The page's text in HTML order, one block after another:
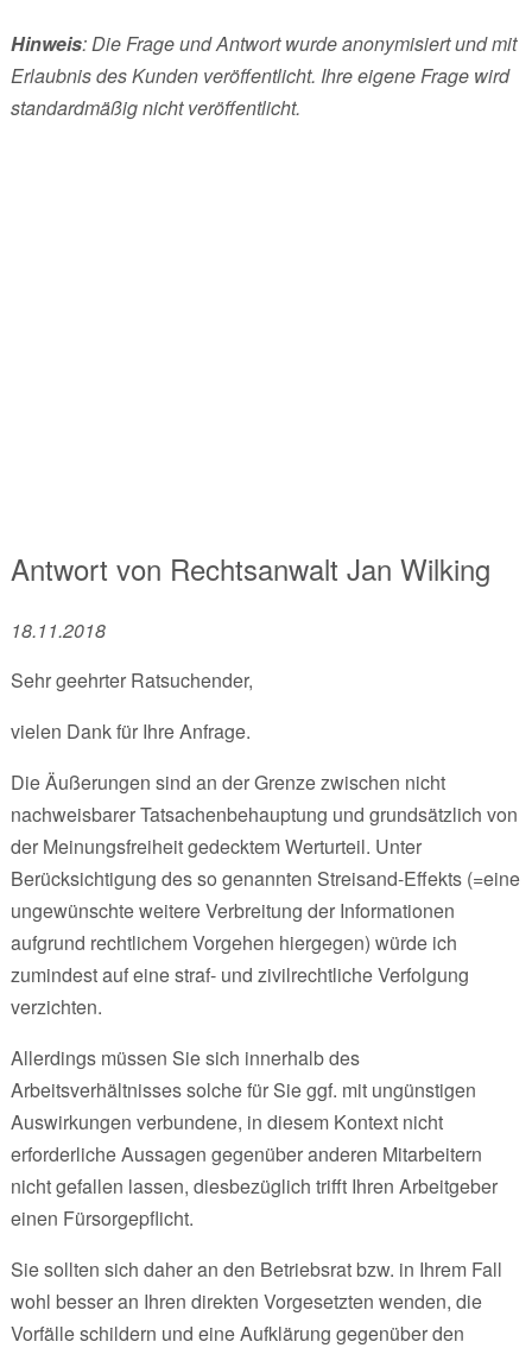
Hinweis: Die Frage und Antwort wurde anonymisiert und mit
Erlaubnis des Kunden veröffentlicht. Ihre eigene Frage wird
standardmäßig nicht veröffentlicht.
Antwort von Rechtsanwalt Jan Wilking
18.11.2018
Sehr geehrter Ratsuchender,
vielen Dank für Ihre Anfrage.
Die Äußerungen sind an der Grenze zwischen nicht
nachweisbarer Tatsachenbehauptung und grundsätzlich von
der Meinungsfreiheit gedecktem Werturteil. Unter
Berücksichtigung des so genannten Streisand-Effekts (=eine
ungewünschte weitere Verbreitung der Informationen
aufgrund rechtlichem Vorgehen hiergegen) würde ich
zumindest auf eine straf- und zivilrechtliche Verfolgung
verzichten.
Allerdings müssen Sie sich innerhalb des
Arbeitsverhältnisses solche für Sie ggf. mit ungünstigen
Auswirkungen verbundene, in diesem Kontext nicht
erforderliche Aussagen gegenüber anderen Mitarbeitern
nicht gefallen lassen, diesbezüglich trifft Ihren Arbeitgeber
einen Fürsorgepflicht.
Sie sollten sich daher an den Betriebsrat bzw. in Ihrem Fall
wohl besser an Ihren direkten Vorgesetzten wenden, die
Vorfälle schildern und eine Aufklärung gegenüber den